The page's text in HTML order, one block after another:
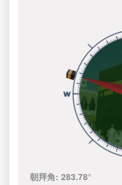
朝拜角:283.78°